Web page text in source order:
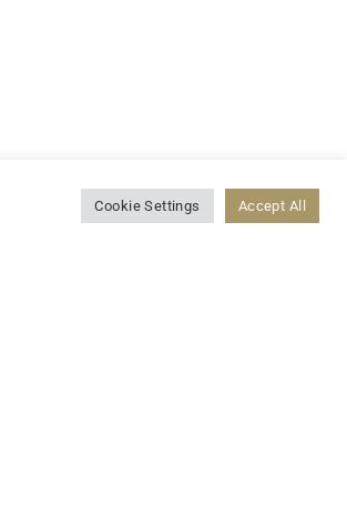
Cookie Settings Accept All